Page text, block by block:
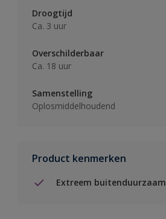
Droogtijd
Ca. 3 uur
Overschilderbaar
Ca. 18 uur
Samenstelling
Oplosmiddelhoudend
Product kenmerken
Extreem buitenduurzaam